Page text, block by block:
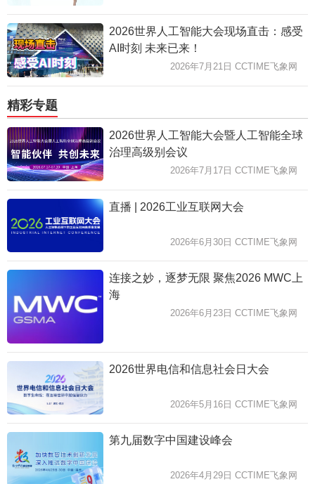
2026世界人工智能大会现场直击：感受
AI时刻 未来已来！
2026年7月21日 CCTIME飞象网
精彩专题
2026世界人工智能大会暨人工智能全球
治理高级别会议
2026年7月17日 CCTIME飞象网
直播 | 2026工业互联网大会
2026年6月30日 CCTIME飞象网
连接之妙，逐梦无限 聚焦2026 MWC上
海
2026年6月23日 CCTIME飞象网
2026世界电信和信息社会日大会
2026年5月16日 CCTIME飞象网
第九届数字中国建设峰会
2026年4月29日 CCTIME飞象网